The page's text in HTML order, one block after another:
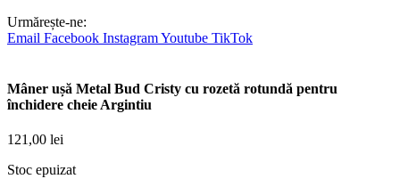
Urmărește-ne:
Email Facebook InstagramYoutube TikTok
Mâner ușă Metal Bud Cristy cu rozetă rotundă pentru
închidere cheie Argintiu
121,00 lei
Stoc epuizat